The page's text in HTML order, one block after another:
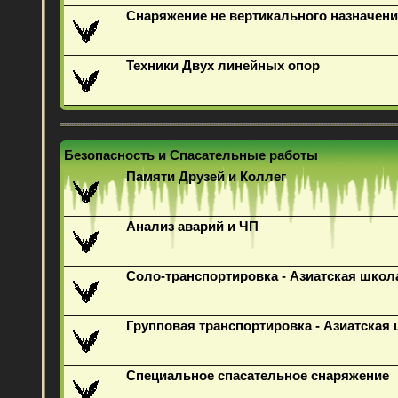
Снаряжение не вертикального
Техники Двух линейных опор
Безопасность и Спасательные работы
Памяти Друзей и Коллег
Анализ аварий и ЧП
Соло-транспортировка - Азиатская
Групповая транспортировка - Азиатская
Специальное спасательное снаряжение